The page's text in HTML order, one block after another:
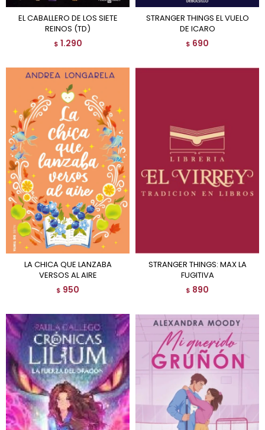
EL CABALLERO DE LOS SIETE
REINOS (TD)
$ 1.290
STRANGER THINGS EL VUELO
DE ICARO
$ 690
LA CHICA QUE LANZABA
VERSOS AL AIRE
$ 950
STRANGER THINGS: MAX LA
FUGITIVA
$ 890